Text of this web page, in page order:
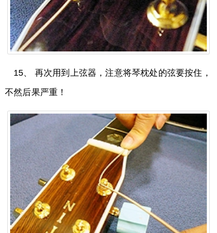
15、 再次用到上弦器，注意将琴枕处的弦要按住，
不然后果严重！